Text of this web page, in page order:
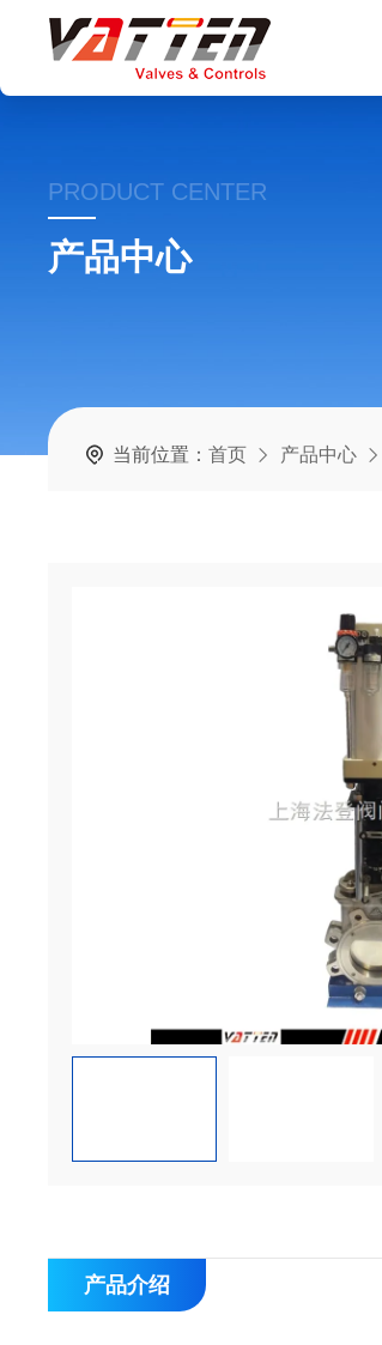
PRODUCT CENTER
产品中心
当前位置：首页 产品中心
产品介绍